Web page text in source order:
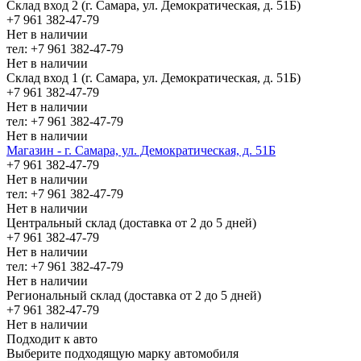
Склад вход 2 (г. Самара, ул. Демократическая, д. 51Б)
+7 961 382-47-79
Нет в наличии
тел: +7 961 382-47-79
Нет в наличии
Склад вход 1 (г. Самара, ул. Демократическая, д. 51Б)
+7 961 382-47-79
Нет в наличии
тел: +7 961 382-47-79
Нет в наличии
Магазин - г. Самара, ул. Демократическая, д. 51Б
+7 961 382-47-79
Нет в наличии
тел: +7 961 382-47-79
Нет в наличии
Центральный склад (доставка от 2 до 5 дней)
+7 961 382-47-79
Нет в наличии
тел: +7 961 382-47-79
Нет в наличии
Региональный склад (доставка от 2 до 5 дней)
+7 961 382-47-79
Нет в наличии
Подходит к авто
Выберите подходящую марку автомобиля